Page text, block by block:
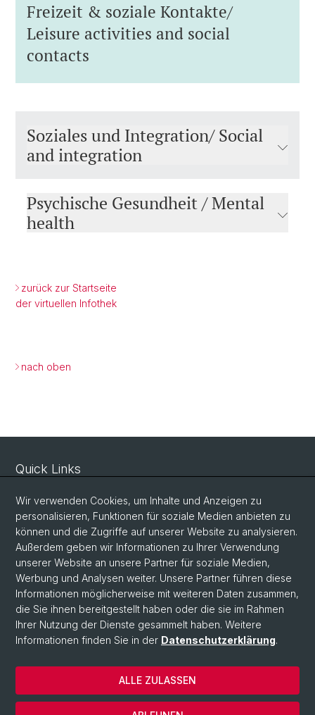
Freizeit & soziale Kontakte/
Leisure activities and social
contacts
Soziales und Integration/ Social
and integration
Psychische Gesundheit / Mental
health
zurück zur Startseite
der virtuellen Infothek
nach oben
Quick Links
Virtuelle Infothek
Termin vereinbaren
Schnupperstudium
Studienangebot Uni Basel
Studienangebot in der Schweiz
© Universität Basel
Datenschutzerklärung
Wir verwenden Cookies, um Inhalte und Anzeigen zu
personalisieren, Funktionen für soziale Medien anbieten zu
können und die Zugriffe auf unserer Website zu analysieren.
Außerdem geben wir Informationen zu Ihrer Verwendung
unserer Website an unsere Partner für soziale Medien,
Werbung und Analysen weiter. Unsere Partner führen diese
Informationen möglicherweise mit weiteren Daten zusammen,
die Sie ihnen bereitgestellt haben oder die sie im Rahmen
Ihrer Nutzung der Dienste gesammelt haben. Weitere
Informationen finden Sie in der Datenschutzerklärung.
ALLE ZULASSEN